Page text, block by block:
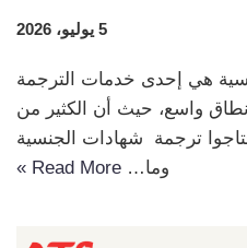
5 يوليو، 2026
هي إحدى خدمات الترجمة
واسع، حيث أن الكثير من
ترجمة شهادات الجنسية
وما… Read More »